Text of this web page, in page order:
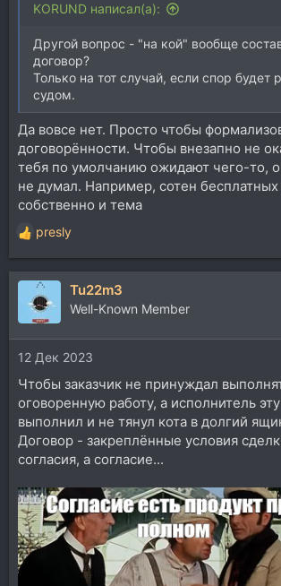
KORUND написал(а):
Другой вопрос - "на кой" вообще
договор?
Только на тот случай, если спор будет
судом.
Да вовсе нет. Просто чтобы
договорённости. Чтобы внезапно не
тебя по умолчанию ожидают чего-то,
не думал. Например, сотен
собственно и тема
Р
е
а
и
и
:
presly
Tu22m3
Well-Known Member
12 Дек 2023
Чтобы заказчик не принуждал
оговоренную работу, а исполнитель
выполнил и не тянул кота в долгий
Договор - закреплённые условия
согласия, а согласие...